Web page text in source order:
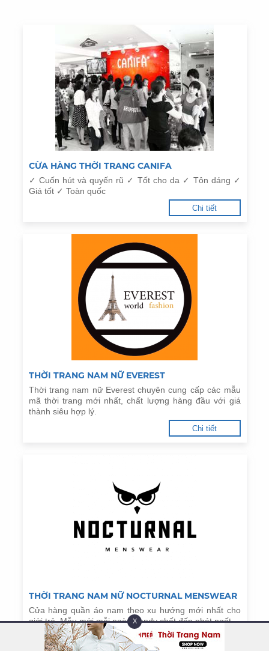
CỪA HÀNG THỜI TRANG CANIFA
✓ Cuốn hút và quyến rũ ✓ Tốt cho da ✓ Tôn dáng ✓
Giá tốt ✓ Toàn quốc
Chi tiết
THỜI TRANG NAM NỮ EVEREST
Thời trang nam nữ Everest chuyên cung cấp các mẫu
mã thời trang mới nhất, chất lượng hàng đầu với giá
thành siêu hợp lý.
Chi tiết
THỜI TRANG NAM NỮ NOCTURNAL MENSWEAR
Cửa hàng quần áo nam theo xu hướng mới nhất cho
giới trẻ. Mẫu mới mỗi ngày trendy chất đến phát ngất.
Chi tiết
X